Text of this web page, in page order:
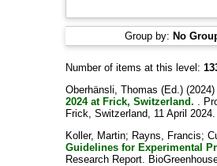
Group by: No
Number of items at this level:
Oberhänsli, Thomas (Ed.)
2024 at Frick, Switzerland. .
Frick, Switzerland, 11 April
Koller, Martin; Rayns, Francis;
Guidelines for Experimental
Research Report.